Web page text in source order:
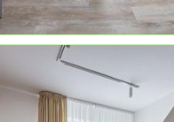
7Skalní útesy
2 58,2 m²